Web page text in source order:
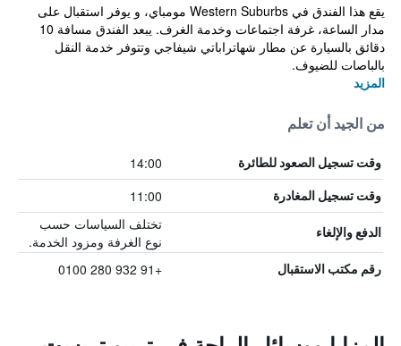
يقع هذا الفندق في Western Suburbs مومباي، و يوفر استقبال على
مدار الساعة، غرفة اجتماعات وخدمة الغرف. يبعد الفندق مسافة 10
دقائق بالسيارة عن مطار شهاتراباتي شيفاجي وتتوفر خدمة النقل
بالباصات للضيوف.
المزيد
من الجيد أن تعلم
وقت تسجيل الصعود للطائرة 14:00
وقت تسجيل المغادرة 11:00
الدفع والإلغاء
تختلف السياسات حسب
نوع الغرفة ومزود الخدمة.
رقم مكتب الاستقبال +91 932 280 0100